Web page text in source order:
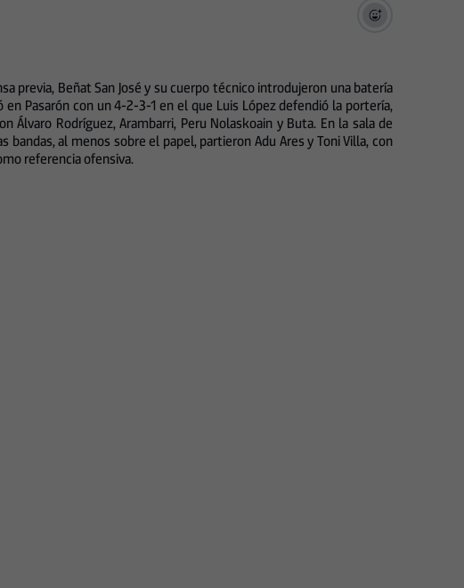
previa, Beñat San José y su cuerpo técnico introdujeron una batería
Pasarón con un 4-2-3-1 en el que Luis López defendió la portería,
Álvaro Rodríguez, Arambarri, Peru Nolaskoain y Buta. En la sala de
bandas, al menos sobre el papel, partieron Adu Ares y Toni Villa, con
referencia ofensiva.